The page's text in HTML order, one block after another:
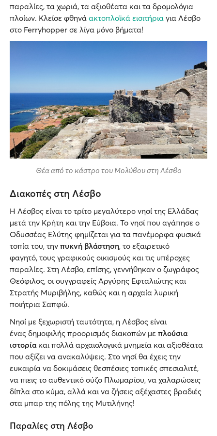
παραλίες, τα χωριά, τα αξιοθέατα και τα δρομολόγια
πλοίων. Κλείσε φθηνά ακτοπλοϊκά εισιτήρια για Λέσβο
στο Ferryhopper σε λίγα μόνο βήματα!
Θέα από το κάστρο του Μολύβου στη Λέσβο
Διακοπές στη Λέσβο
Η Λέσβος είναι το τρίτο μεγαλύτερο νησί της Ελλάδας
μετά την Κρήτη και την Εύβοια. Το νησί που αγάπησε ο
Οδυσσέας Ελύτης φημίζεται για τα πανέμορφα φυσικά
τοπία του, την πυκνή βλάστηση, το εξαιρετικό
φαγητό, τους γραφικούς οικισμούς και τις υπέροχες
παραλίες. Στη Λέσβο, επίσης, γεννήθηκαν ο ζωγράφος
Θεόφιλος, οι συγγραφείς Αργύρης Εφταλιώτης και
Στρατής Μυριβήλης, καθώς και η αρχαία λυρική
ποιήτρια Σαπφώ.
Νησί με ξεχωριστή ταυτότητα, η Λέσβος είναι
ένας δημοφιλής προορισμός διακοπών με πλούσια
ιστορίακαι πολλά αρχαιολογικά μνημεία και αξιοθέατα
που αξίζει να ανακαλύψεις. Στο νησί θα έχεις την
ευκαιρία να δοκιμάσεις θεσπέσιες τοπικές σπεσιαλιτέ,
να πιεις το αυθεντικό ούζο Πλωμαρίου, να χαλαρώσεις
δίπλα στο κύμα, αλλά και να ζήσεις αξέχαστες βραδιές
στα μπαρ της πόλης της Μυτιλήνης!
Παραλίες στη Λέσβο